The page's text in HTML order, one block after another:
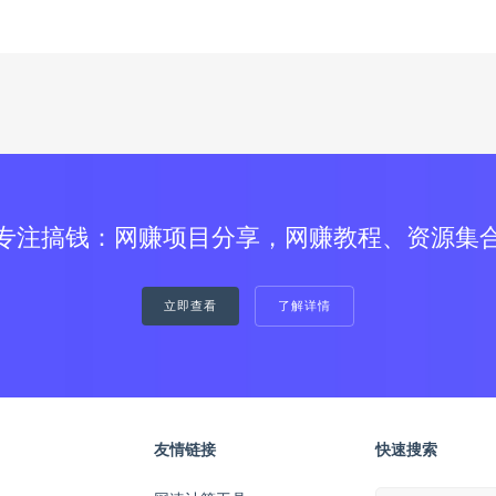
注搞钱：网赚项目分享，网赚教程、资源集
立即查看 了解详情
友情链接 快速搜索